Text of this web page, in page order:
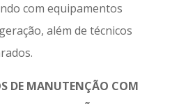
com equipamentos
além de técnicos
DE MANUTENÇÃO COM